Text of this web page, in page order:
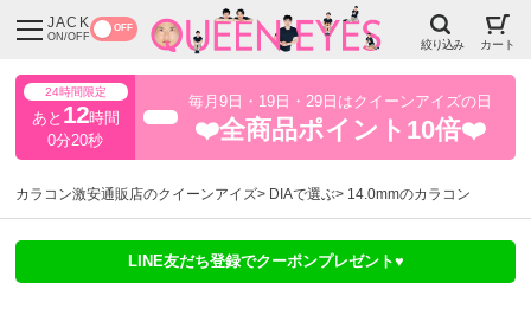
JACK
ON/OFF
OFF
絞り込み カート
24時間限定
あと 12時間
0分17秒
毎月9日・19日・29日はクイーンアイズの日
❤️全商品ポイント10倍❤️
カラコン激安通販店のクイーンアイズ DIAで選ぶ 14.0mmのカラコン
LINE友だち登録でクーポンプレゼント♥